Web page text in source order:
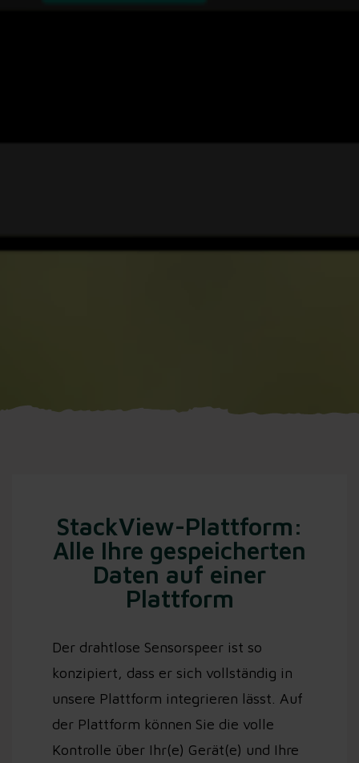
StackView-Plattform:
Alle Ihre gespeicherten
Daten auf einer
Plattform
Der drahtlose Sensorspeer ist so
konzipiert, dass er sich vollständig in
unsere Plattform integrieren lässt. Auf
der Plattform können Sie die volle
Kontrolle über Ihr(e) Gerät(e) und Ihre